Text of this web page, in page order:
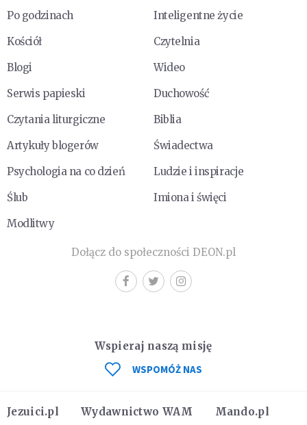
Po godzinach
Inteligentne życie
Kościół
Czytelnia
Blogi
Wideo
Serwis papieski
Duchowość
Czytania liturgiczne
Biblia
Artykuły blogerów
Świadectwa
Psychologia na co dzień
Ludzie i inspiracje
Ślub
Imiona i święci
Modlitwy
Dołącz do społeczności DEON.pl
Jezuici.pl Wydawnictwo WAM
Mando.pl
Wspieraj naszą misję
WSPOMÓŻ NAS